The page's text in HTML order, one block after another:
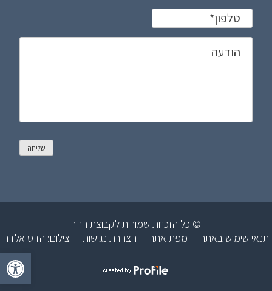
פתח
טלפון*
הודעה
שליחה
© כל הזכויות שמורות לקבוצת הדר
תנאי שימוש באתר
מפת אתר הצהרת נגישות צילום: הדס אלדר